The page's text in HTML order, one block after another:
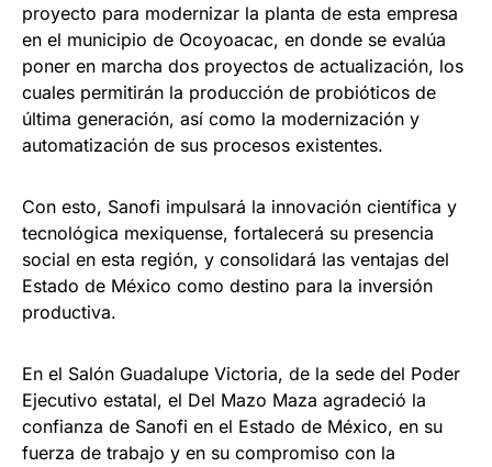
proyecto para modernizar la planta de esta empresa
en el municipio de Ocoyoacac, en donde se evalúa
poner en marcha dos proyectos de actualización, los
cuales permitirán la producción de probióticos de
última generación, así como la modernización y
automatización de sus procesos existentes.
Con esto, Sanofi impulsará la innovación científica y
tecnológica mexiquense, fortalecerá su presencia
social en esta región, y consolidará las ventajas del
Estado de México como destino para la inversión
productiva.
En el Salón Guadalupe Victoria, de la sede del Poder
Ejecutivo estatal, el Del Mazo Maza agradeció la
confianza de Sanofi en el Estado de México, en su
fuerza de trabajo y en su compromiso con la